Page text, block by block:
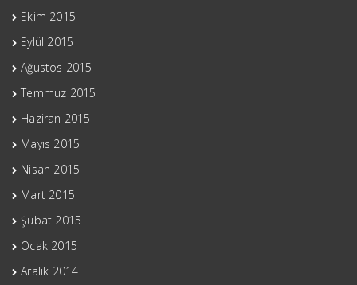
Ekim 2015
Eylül 2015
Ağustos 2015
Temmuz 2015
Haziran 2015
Mayıs 2015
Nisan 2015
Mart 2015
Şubat 2015
Ocak 2015
Aralık 2014